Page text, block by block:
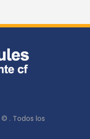
© . Todos los